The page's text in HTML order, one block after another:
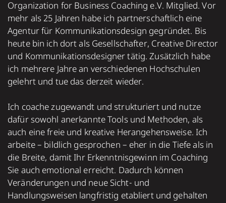
Organization for Business Coaching e.V. Mitglied. Vor
mehr als 25 Jahren habe ich part­ner­schaft­lich eine
Agen­tur für Kom­mu­ni­ka­tions­design gegrün­det. Bis
heute bin ich dort als Gesell­schaf­ter, Crea­tive Direc­tor
und Kom­mu­ni­­ka­tions­designer tätig. Zusätz­lich habe
ich meh­rere Jahre an ver­schie­de­nen Hoch­schulen
gelehrt und tue das derzeit wieder.
Ich coache zugewandt und strukturiert und nutze
dafür sowohl anerkannte Tools und Methoden, als
auch eine freie und kreative Herangehensweise. Ich
arbeite – bildlich gesprochen – eher in die Tiefe als in
die Breite, damit Ihr Erkenntnisgewinn im Coaching
Sie auch emotional erreicht. Dadurch können
Veränderungen und neue Sicht- und
Handlungsweisen langfristig etabliert und gehalten